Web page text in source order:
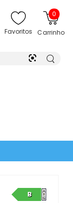
Favoritos
0
Carrinho
B